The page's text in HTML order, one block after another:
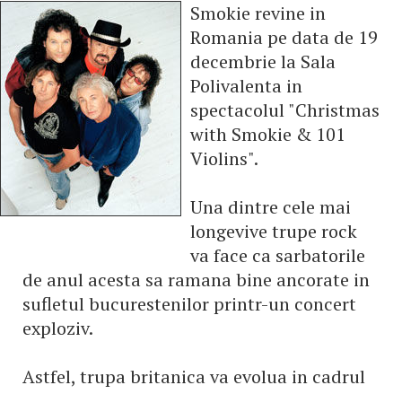
Smokie revine in
Romania pe data de 19
decembrie la Sala
Polivalenta in
spectacolul "Christmas
with Smokie & 101
Violins".
Una dintre cele mai
longevive trupe rock
va face ca sarbatorile
de anul acesta sa ramana bine ancorate in
sufletul bucurestenilor printr-un concert
exploziv.
Astfel, trupa britanica va evolua in cadrul